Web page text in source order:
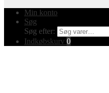
Min konto
Søg
Søg efter:
Indkøbskurv 0